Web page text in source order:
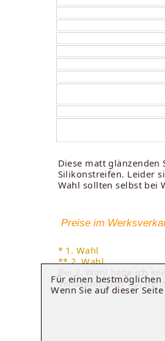
Diese matt
Silikonstreifen. Leider
Wahl sollten selbst bei
Preise im
* 1. Wahl
** 2. Wahl
Bei 2. Wahl habe ich
Verhältnis eher auf
Für einen bestmöglichen
Wenn Sie auf dieser